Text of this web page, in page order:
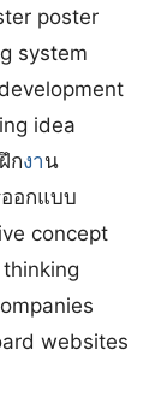
poster
system
idea
กงาน
อกแบบ
concept
websites